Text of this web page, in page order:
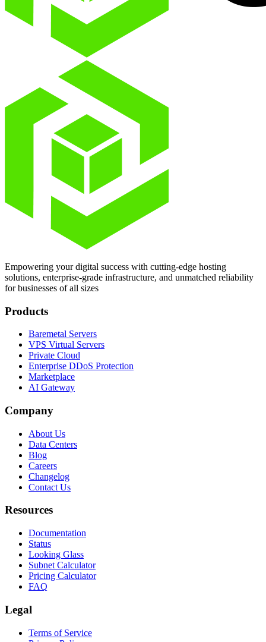
Empowering your digital success with cutting-edge hosting
solutions, enterprise-grade infrastructure, and unmatched reliability
for businesses of all sizes
Products
Baremetal Servers
VPS Virtual Servers
Private Cloud
Enterprise DDoS Protection
Marketplace
AI Gateway
Company
About Us
Data Centers
Blog
Careers
Changelog
Contact Us
Resources
Documentation
Status
Looking Glass
Subnet Calculator
Pricing Calculator
FAQ
Legal
Terms of Service